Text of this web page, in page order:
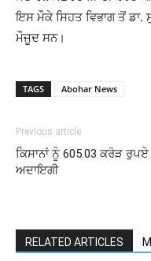
ਇਸ ਮੌਕੇ ਸਿਹਤ ਵਿਭਾਗ ਤੋਂ ਡਾ.
ਮੌਜੂਦ ਸਨ।
TAGS Abohar News
Previous article
ਕਿਸਾਨਾਂ ਨੂੰ 605.03 ਕਰੋੜ ਰੁਪਏ
ਅਦਾਇਗੀ
RELATED ARTICLES